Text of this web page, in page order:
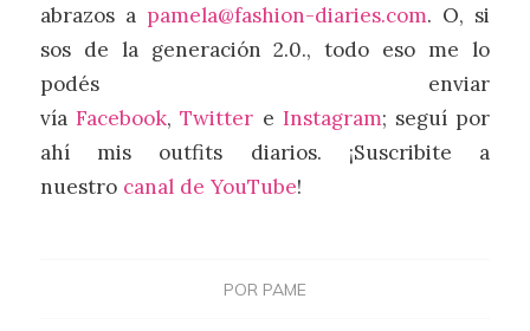
abrazos a pamela@fashion-diaries.com. O, si
sos de la generación 2.0., todo eso me lo
podés enviar
vía Facebook,Twitter e Instagram; seguí por
ahí mis outfits diarios. ¡Suscribite a
nuestro canal de YouTube!
POR PAME